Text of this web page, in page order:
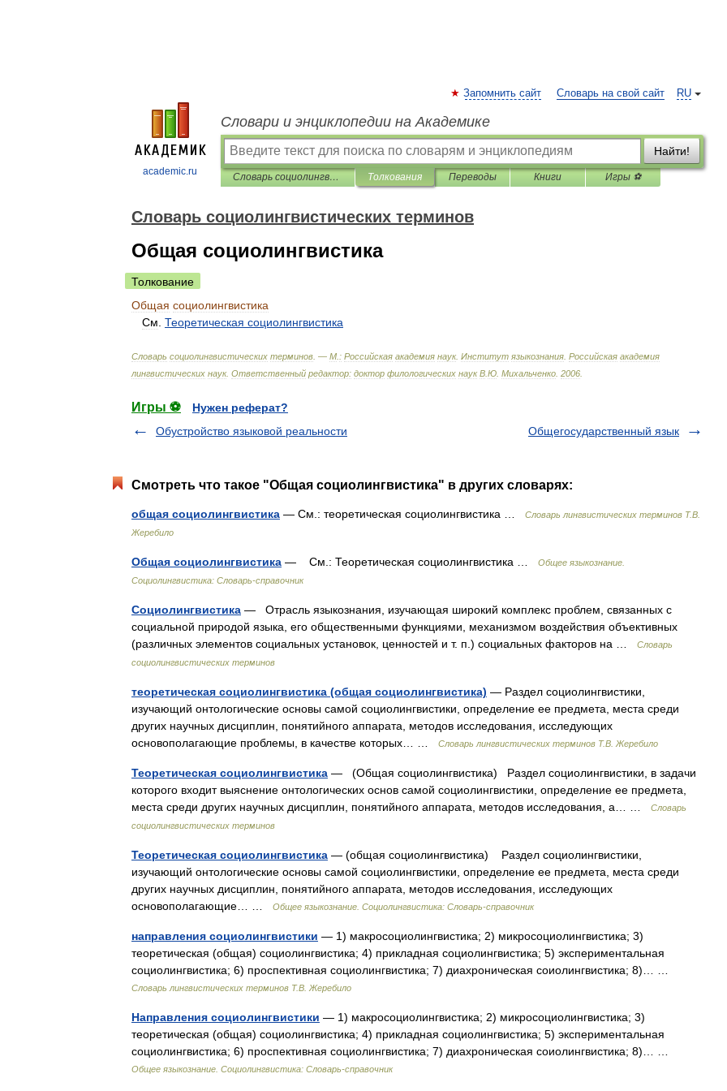
academic.ru
RU
Запомнить сайт Словарь на свой сайт
Словари и энциклопедии на Академике
Найти!
Словарь социолингвистических терминов Толкования Переводы Книги Игры ⚽
Словарь социолингвистических терминов
Общая социолингвистика
Толкование
Общая социолингвистика
См Теоретическая социолингвистика
Словарь социолингвистических терминов . — М : Российская академия наук. Институт языкознания Российская академия
лингвистических наук. Ответственный редактор: доктор филологических наук В Ю Михальченко 2006
Игры ⚽
Нужен реферат?
Обустройство языковой реальности
Общегосударственный язык
Смотреть что такое "Общая социолингвистика" в других словарях:
общая социолингвистика — См.: теоретическая социолингвистика …
Словарь лингвистических терминов Т.В.
Жеребило
Общая социолингвистика — См.: Теоретическая социолингвистика …
Общее языкознание.
Социолингвистика: Словарь-справочник
Социолингвистика — Отрасль языкознания, изучающая широкий комплекс проблем, связанных с
социальной природой языка, его общественными функциями, механизмом воздействия объективных
(различных элементов социальных установок, ценностей и т. п.) социальных факторов на …
Словарь
социолингвистических терминов
теоретическая социолингвистика (общая социолингвистика) — Раздел социолингвистики,
изучающий онтологические основы самой социолингвистики, определение ее предмета, места среди
других научных дисциплин, понятийного аппарата, методов исследования, исследующих
основополагающие проблемы, в качестве которых… …
Словарь лингвистических терминов Т.В. Жеребило
Теоретическая социолингвистика — (Общая социолингвистика) Раздел социолингвистики, в задачи
которого входит выяснение онтологических основ самой социолингвистики, определение ее предмета,
места среди других научных дисциплин, понятийного аппарата, методов исследования, а… …
Словарь
социолингвистических терминов
Теоретическая социолингвистика — (общая социолингвистика) Раздел социолингвистики,
изучающий онтологические основы самой социолингвистики, определение ее предмета, места среди
других научных дисциплин, понятийного аппарата, методов исследования, исследующих
основополагающие… …
Общее языкознание. Социолингвистика: Словарь-справочник
направления социолингвистики — 1) макросоциолингвистика; 2) микросоциолингвистика; 3)
теоретическая (общая) социолингвистика; 4) прикладная социолингвистика; 5) экспериментальная
социолингвистика; 6) проспективная социолингвистика; 7) диахроническая соиолингвистика; 8)… …
Словарь лингвистических терминов Т.В. Жеребило
Направления социолингвистики — 1) макросоциолингвистика; 2) микросоциолингвистика; 3)
теоретическая (общая) социолингвистика; 4) прикладная социолингвистика; 5) экспериментальная
социолингвистика; 6) проспективная социолингвистика; 7) диахроническая соиолингвистика; 8)… …
Общее языкознание. Социолингвистика: Словарь-справочник